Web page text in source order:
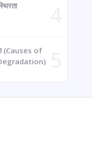
(Causes of